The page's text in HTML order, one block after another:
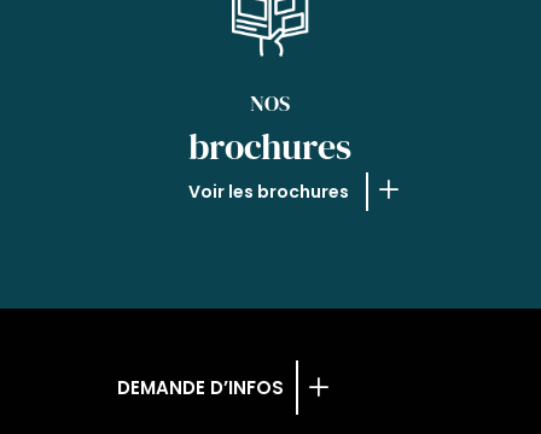
NOS
brochures
Voir les brochures
DEMANDE D’INFOS